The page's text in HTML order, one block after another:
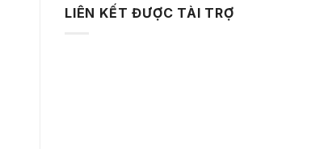
LIÊN KẾT ĐƯỢC TÀI TRỢ